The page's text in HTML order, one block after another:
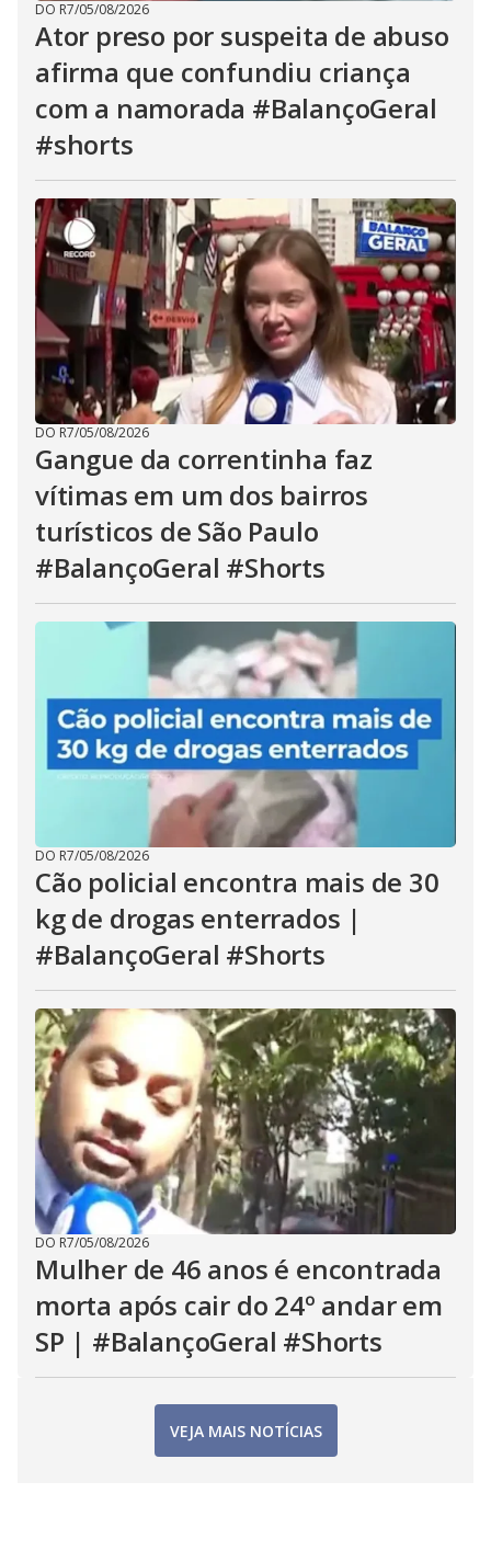
DO R7/05/08/2026
Ator preso por suspeita de abuso
afirma que confundiu criança
com a namorada #BalançoGeral
#shorts
DO R7/05/08/2026
Gangue da correntinha faz
vítimas em um dos bairros
turísticos de São Paulo
#BalançoGeral #Shorts
DO R7/05/08/2026
Cão policial encontra mais de 30
kg de drogas enterrados |
#BalançoGeral #Shorts
DO R7/05/08/2026
Mulher de 46 anos é encontrada
morta após cair do 24º andar em
SP | #BalançoGeral #Shorts
VEJA MAIS NOTÍCIAS